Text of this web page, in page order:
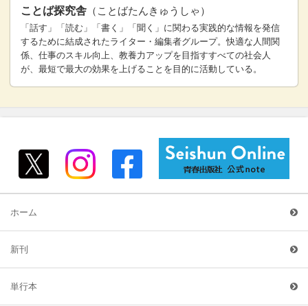
ことば探究舎 （ことばたんきゅうしゃ）
「話す」「読む」「書く」「聞く」に関わる実践的な情報を発信
するために結成されたライター・編集者グループ。快適な人間関
係、仕事のスキル向上、教養力アップを目指すすべての社会人
が、最短で最大の効果を上げることを目的に活動している。
ホーム
新刊
単行本